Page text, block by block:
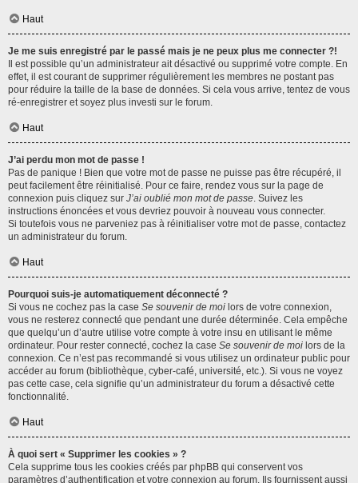
Haut
Je me suis enregistré par le passé mais je ne peux plus me connecter ?!
Il est possible qu’un administrateur ait désactivé ou supprimé votre compte. En
effet, il est courant de supprimer régulièrement les membres ne postant pas
pour réduire la taille de la base de données. Si cela vous arrive, tentez de vous
ré-enregistrer et soyez plus investi sur le forum.
Haut
J’ai perdu mon mot de passe !
Pas de panique ! Bien que votre mot de passe ne puisse pas être récupéré, il
peut facilement être réinitialisé. Pour ce faire, rendez vous sur la page de
connexion puis cliquez sur J’ai oublié mon mot de passe. Suivez les
instructions énoncées et vous devriez pouvoir à nouveau vous connecter.
Si toutefois vous ne parveniez pas à réinitialiser votre mot de passe, contactez
un administrateur du forum.
Haut
Pourquoi suis-je automatiquement déconnecté ?
Si vous ne cochez pas la case Se souvenir de moi lors de votre connexion,
vous ne resterez connecté que pendant une durée déterminée. Cela empêche
que quelqu’un d’autre utilise votre compte à votre insu en utilisant le même
ordinateur. Pour rester connecté, cochez la case Se souvenir de moi lors de la
connexion. Ce n’est pas recommandé si vous utilisez un ordinateur public pour
accéder au forum (bibliothèque, cyber-café, université, etc.). Si vous ne voyez
pas cette case, cela signifie qu’un administrateur du forum a désactivé cette
fonctionnalité.
Haut
À quoi sert « Supprimer les cookies » ?
Cela supprime tous les cookies créés par phpBB qui conservent vos
paramètres d’authentification et votre connexion au forum. Ils fournissent aussi